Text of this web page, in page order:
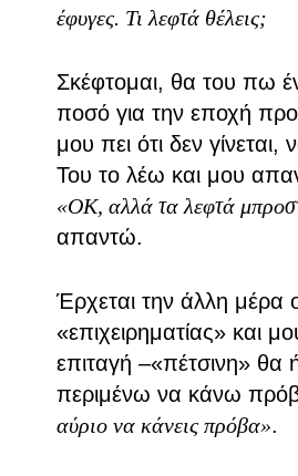
έφυγες. Τι λεφτά θέλεις;
Σκέφτομαι, θα του πω
ποσό για την εποχή
μου πει ότι δεν γίνεται,
Του το λέω και μου
«ΟΚ, αλλά τα λεφτά
απαντώ.
Έρχεται την άλλη μέρα
«επιχειρηματίας» και
επιταγή –«πέτσινη» θα
περιμένω να κάνω
αύριο να κάνεις πρόβα».